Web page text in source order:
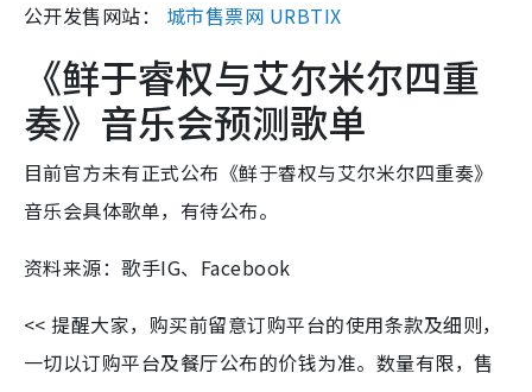
公开发售网站： 城市售票网 URBTIX
《鲜于睿权与艾尔米尔四重
奏》音乐会预测歌单
目前官方未有正式公布《鲜于睿权与艾尔米尔四重奏》
音乐会具体歌单，有待公布。
资料来源：歌手IG、Facebook
<< 提醒大家，购买前留意订购平台的使用条款及细则，
一切以订购平台及餐厅公布的价钱为准。数量有限，售